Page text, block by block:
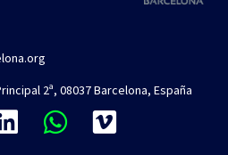
2ª, 08037 Barcelona, España